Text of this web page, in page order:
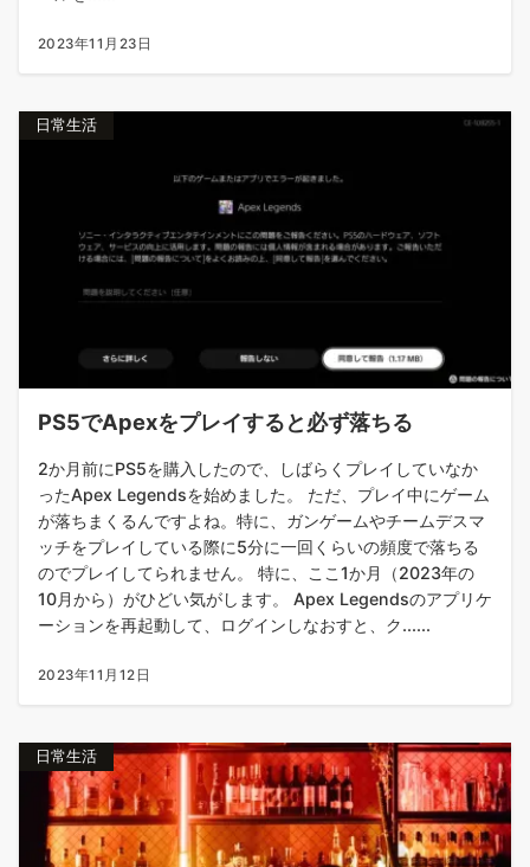
2023年11月23日
日常生活
PS5でApexをプレイすると必ず落ちる
2か月前にPS5を購入したので、しばらくプレイしていなか
ったApex Legendsを始めました。 ただ、プレイ中にゲーム
が落ちまくるんですよね。特に、ガンゲームやチームデスマ
ッチをプレイしている際に5分に一回くらいの頻度で落ちる
のでプレイしてられません。 特に、ここ1か月（2023年の
10月から）がひどい気がします。 Apex Legendsのアプリケ
ーションを再起動して、ログインしなおすと、ク......
2023年11月12日
日常生活